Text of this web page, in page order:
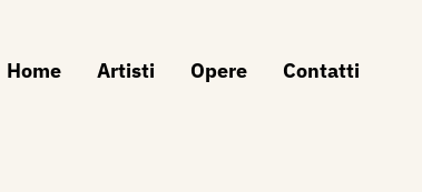
Home Artisti Opere Contatti